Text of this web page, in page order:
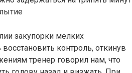
закупорки мелких
контроль, откинув
тренер говорил нам, что